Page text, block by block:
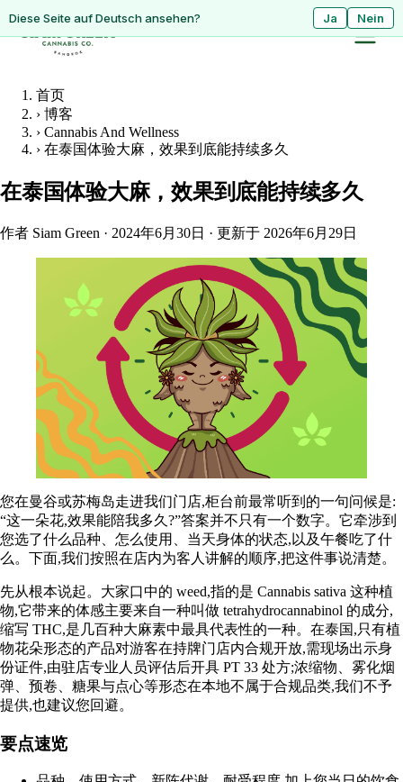
ดูหน้านี้เป็นภาษาไทย? ใช่ ไม่ใช่
Diese Seite auf Deutsch ansehen? Ja Nein
首页
› 博客
› Cannabis And Wellness
› 在泰国体验大麻，效果到底能持续多久
在泰国体验大麻，效果到底能持续多久
作者 Siam Green · 2024年6月30日 · 更新于 2026年6月29日
您在曼谷或苏梅岛走进我们门店,柜台前最常听到的一句问候是:
“这一朵花,效果能陪我多久?”答案并不只有一个数字。它牵涉到
您选了什么品种、怎么使用、当天身体的状态,以及午餐吃了什
么。下面,我们按照在店内为客人讲解的顺序,把这件事说清楚。
先从根本说起。大家口中的 weed,指的是 Cannabis sativa 这种植
物,它带来的体感主要来自一种叫做 tetrahydrocannabinol 的成分,
缩写 THC,是几百种大麻素中最具代表性的一种。在泰国,只有植
物花朵形态的产品对游客在持牌门店内合规开放,需现场出示身
份证件,由驻店专业人员评估后开具 PT 33 处方;浓缩物、雾化烟
弹、预卷、糖果与点心等形态在本地不属于合规品类,我们不予
提供,也建议您回避。
要点速览